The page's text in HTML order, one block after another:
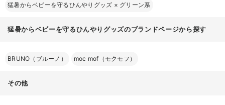
猛暑からベビーを守るひんやりグッズ × グリーン系
猛暑からベビーを守るひんやりグッズのブランドページから探す
BRUNO（ブルーノ） moc mof（モクモフ）
その他